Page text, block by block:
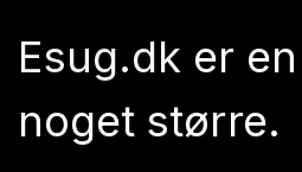
Esug.dk er
noget større.